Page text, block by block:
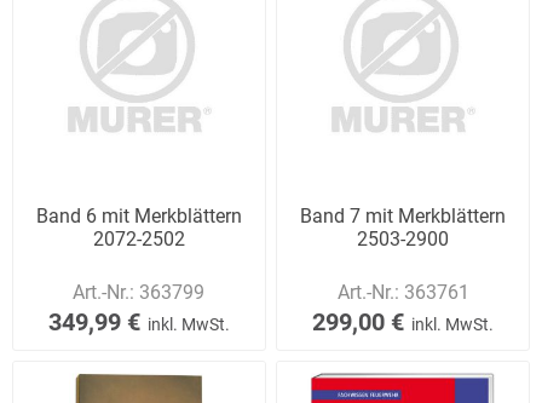
Band 6 mit Merkblättern
2072-2502
Art.-Nr.: 363799
349,99 € inkl. MwSt.
Band 7 mit Merkblättern
2503-2900
Art.-Nr.: 363761
299,00 € inkl. MwSt.